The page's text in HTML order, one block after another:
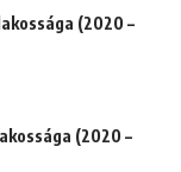
(2020 –
(2020 –